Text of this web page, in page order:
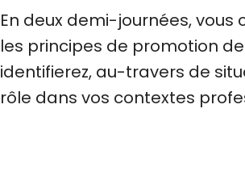
En deux demi-journées,
les principes de promotion
identifierez, au-travers de
rôle dans vos contextes